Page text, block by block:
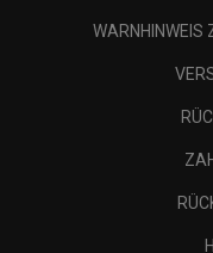
WARNHINWEIS